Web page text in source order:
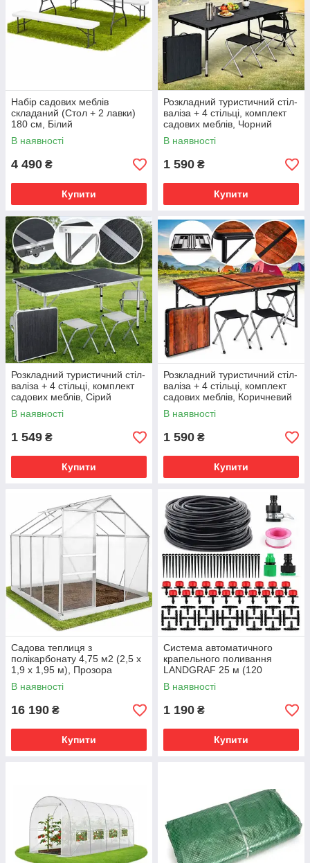
Набір садових меблів
складаний (Стол + 2 лавки)
180 см, Білий
В наявності
4 490 ₴
Купити
Розкладний туристичний стіл-
валіза + 4 стільці, комплект
садових меблів, Чорний
В наявності
1 590 ₴
Купити
Розкладний туристичний стіл-
валіза + 4 стільці, комплект
садових меблів, Сірий
В наявності
1 549 ₴
Купити
Розкладний туристичний стіл-
валіза + 4 стільці, комплект
садових меблів, Коричневий
(імітація дерева)
В наявності
1 590 ₴
Купити
Садова теплиця з
полікарбонату 4,75 м2 (2,5 х
1,9 х 1,95 м), Прозора
В наявності
16 190 ₴
Купити
Система автоматичного
крапельного поливання
LANDGRAF 25 м (120
елементів)
В наявності
1 190 ₴
Купити